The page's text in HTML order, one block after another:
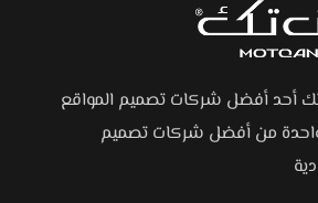
أحد أفضل شركات تصميم المواقع
من أفضل شركات تصميم